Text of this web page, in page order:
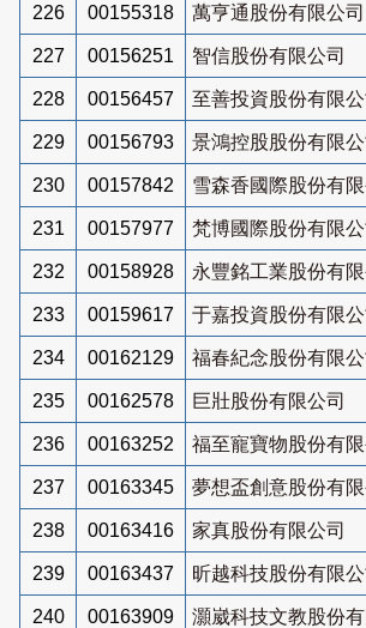
226 00155318 萬亨通股份有限公司
227 00156251 智信股份有限公司
228 00156457 至善投資股份有限公
229 00156793 景鴻控股股份有限公
230 00157842 雪森香國際股份有限
231 00157977 梵博國際股份有限公
232 00158928 永豐銘工業股份有限
233 00159617 于嘉投資股份有限公
234 00162129 福春紀念股份有限公
235 00162578 巨壯股份有限公司
236 00163252 福至寵寶物股份有限
237 00163345 夢想盃創意股份有限
238 00163416 家真股份有限公司
239 00163437 昕越科技股份有限公
240 00163909 灝崴科技文教股份有